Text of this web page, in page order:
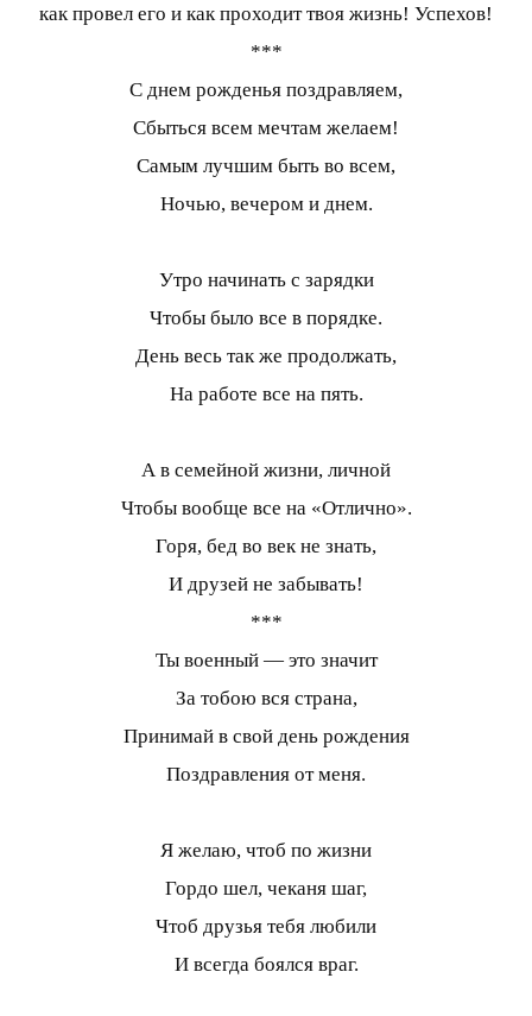
как провел его и как проходит твоя жизнь! Успехов!
***
С днем рожденья поздравляем,
Сбыться всем мечтам желаем!
Самым лучшим быть во всем,
Ночью, вечером и днем.
Утро начинать с зарядки
Чтобы было все в порядке.
День весь так же продолжать,
На работе все на пять.
А в семейной жизни, личной
Чтобы вообще все на «Отлично».
Горя, бед во век не знать,
И друзей не забывать!
***
Ты военный — это значит
За тобою вся страна,
Принимай в свой день рождения
Поздравления от меня.
Я желаю, чтоб по жизни
Гордо шел, чеканя шаг,
Чтоб друзья тебя любили
И всегда боялся враг.